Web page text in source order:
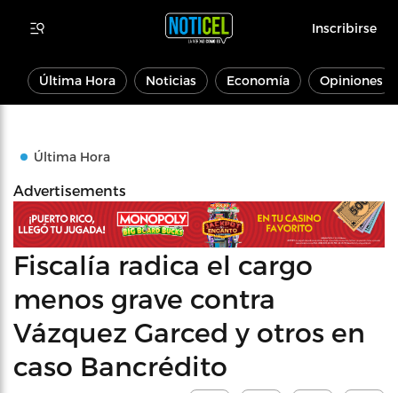
Inscribirse
Última Hora Noticias Economía Opiniones
Última Hora
Advertisements
Fiscalía radica el cargo
menos grave contra
Vázquez Garced y otros en
caso Bancrédito